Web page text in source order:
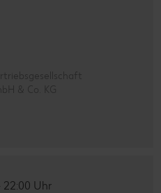
& Co. KG
22:00 Uhr